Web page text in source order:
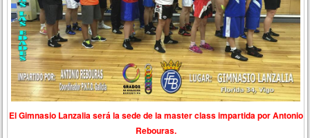
El Gimnasio Lanzalia será la sede de la master class impartida por Antonio
Rebouras.